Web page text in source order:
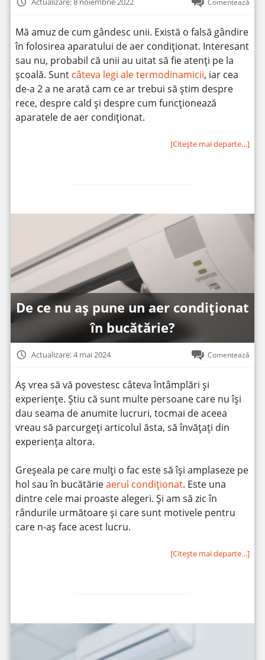
Mă amuz de cum gândesc unii. Există o falsă gândire
în folosirea aparatului de aer condiționat. Interesant
sau nu, probabil că unii au uitat să fie atenți pe la
școală. Sunt câteva legi ale termodinamicii, iar cea
de-a 2 a ne arată cam ce ar trebui să știm despre
rece, despre cald și despre cum funcționează
aparatele de aer condiționat.
[Citeşte mai departe…]
De ce nu aș pune un aer condiționat
în bucătărie?
Actualizare: 4 mai 2024 Comentează
Aș vrea să vă povestesc câteva întâmplări și
experiențe. Știu că sunt multe persoane care nu își
dau seama de anumite lucruri, tocmai de aceea
vreau să parcurgeți articolul ăsta, să învățați din
experiența altora.
Greșeala pe care mulți o fac este să își amplaseze pe
hol sau în bucătărieaerul condiționat. Este una
dintre cele mai proaste alegeri. Și am să zic în
rândurile următoare și care sunt motivele pentru
care n-aș face acest lucru.
[Citeşte mai departe…]